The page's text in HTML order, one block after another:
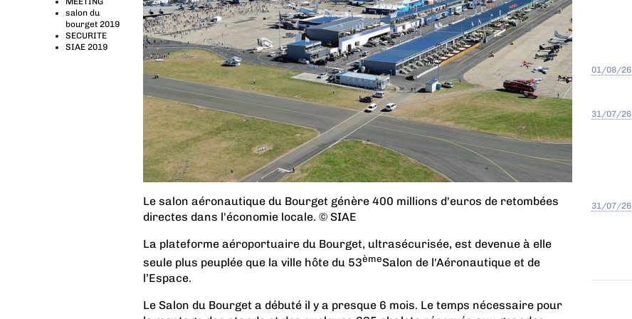
salon du
bourget 2019
SECURITE
SIAE 2019
Le salon aéronautique du Bourget génère 400 millions d'euros de retombées
directes dans l'économie locale. © SIAE
La plateforme aéroportuaire du Bourget, ultrasécurisée, est devenue à elle
seule plus peuplée que la ville hôte du 53èmeSalon de l'Aéronautique et de
l’Espace.
Le Salon du Bourget a débuté il y a presque 6 mois. Le temps nécessaire pour
01/08/26
31/07/26
31/07/26